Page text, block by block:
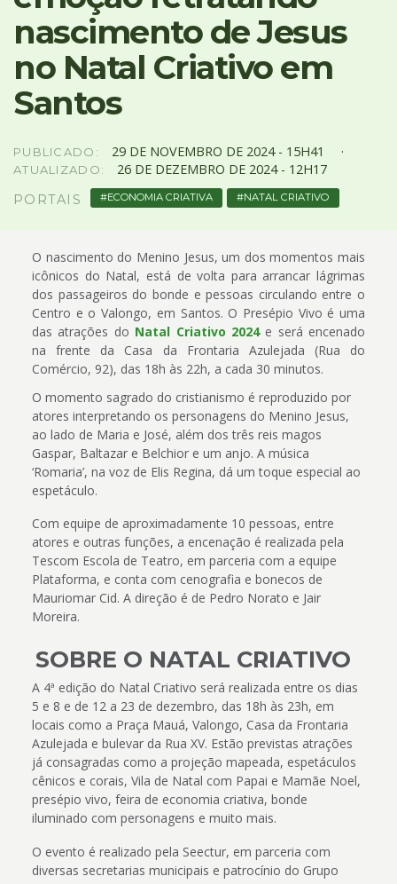
Acessibilidade
nascimento de Jesus
no Natal Criativo em
Santos
PUBLICADO: 29 DE NOVEMBRO DE 2024 - 15H41
ATUALIZADO: 26 DE DEZEMBRO DE 2024 - 12H17
PORTAIS ECONOMIA CRIATIVA NATAL CRIATIVO
O nascimento do Menino Jesus, um dos momentos mais
icônicos do Natal, está de volta para arrancar lágrimas
dos passageiros do bonde e pessoas circulando entre o
Centro e o Valongo, em Santos. O Presépio Vivo é uma
das atrações do Natal Criativo 2024e será encenado
na frente da Casa da Frontaria Azulejada (Rua do
Comércio, 92), das 18h às 22h, a cada 30 minutos.
O momento sagrado do cristianismo é reproduzido por
atores interpretando os personagens do Menino Jesus,
ao lado de Maria e José, além dos três reis magos
Gaspar, Baltazar e Belchior e um anjo. A música
‘Romaria’, na voz de Elis Regina, dá um toque especial ao
espetáculo.
Com equipe de aproximadamente 10 pessoas, entre
atores e outras funções, a encenação é realizada pela
Tescom Escola de Teatro, em parceria com a equipe
Plataforma, e conta com cenografia e bonecos de
Mauriomar Cid. A direção é de Pedro Norato e Jair
Moreira.
SOBRE O NATAL CRIATIVO
A 4ª edição do Natal Criativo será realizada entre os dias
5 e 8 e de 12 a 23 de dezembro, das 18h às 23h, em
locais como a Praça Mauá, Valongo, Casa da Frontaria
Azulejada e bulevar da Rua XV. Estão previstas atrações
já consagradas como a projeção mapeada, espetáculos
cênicos e corais, Vila de Natal com Papai e Mamãe Noel,
presépio vivo, feira de economia criativa, bonde
iluminado com personagens e muito mais.
O evento é realizado pela Seectur, em parceria com
diversas secretarias municipais e patrocínio do Grupo